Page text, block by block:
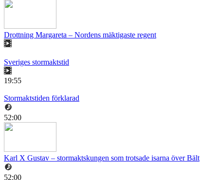
Drottning Margareta – Nordens mäktigaste regent
Sveriges stormaktstid
19:55
Stormaktstiden förklarad
52:00
Karl X Gustav – stormaktskungen som trotsade isarna över Bält
52:00